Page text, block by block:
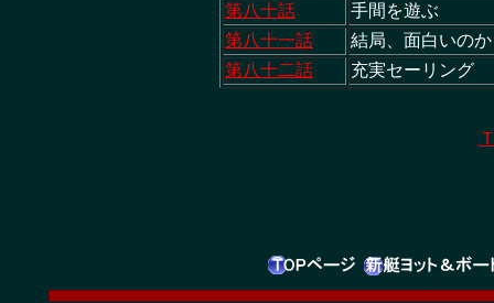
第八十話
手間を遊ぶ
第八十一話
結局、面白いの
第八十二話
充実セーリング